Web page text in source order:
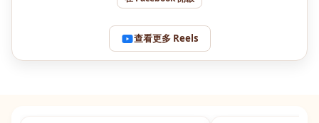
查看更多 Reels